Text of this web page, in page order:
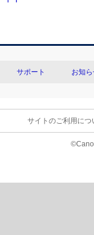
サポート お知
サイトのご利用につ